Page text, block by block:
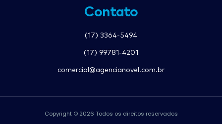
Contato
(17) 3364-5494
(17) 99781-4201
comercial@agencianovel.com.br
Copyright © 2026 Todos os direitos reservados